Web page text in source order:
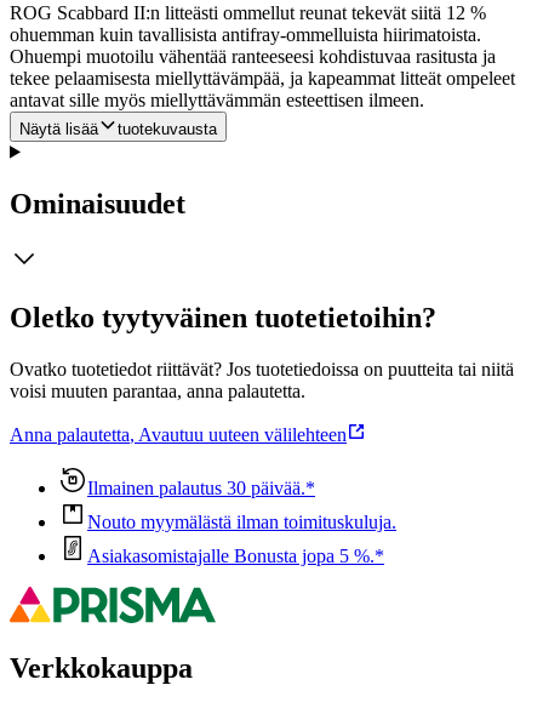
ROG Scabbard II:n litteästi ommellut reunat tekevät siitä 12 %
ohuemman kuin tavallisista antifray-ommelluista hiirimatoista.
Ohuempi muotoilu vähentää ranteeseesi kohdistuvaa rasitusta ja
tekee pelaamisesta miellyttävämpää, ja kapeammat litteät ompeleet
antavat sille myös miellyttävämmän esteettisen ilmeen.
Näytä lisää tuotekuvausta
Ominaisuudet
Oletko tyytyväinen tuotetietoihin?
Ovatko tuotetiedot riittävät? Jos tuotetiedoissa on puutteita tai niitä
voisi muuten parantaa, anna palautetta.
Anna palautetta, Avautuu uuteen välilehteen
Ilmainen palautus 30 päivää.*
Nouto myymälästä ilman toimituskuluja.
Asiakasomistajalle Bonusta jopa 5 %.*
Verkkokauppa